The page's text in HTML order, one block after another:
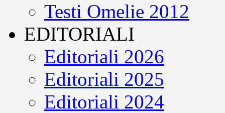
Testi Omelie 2012
EDITORIALI
Editoriali 2026
Editoriali 2025
Editoriali 2024